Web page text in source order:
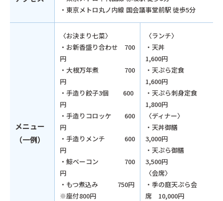
・東京メトロ丸ノ内線 国会議事堂前駅 徒歩5分
メニュー
（一例）
〈お決まり七菜〉
・お新香盛り合わせ 700
円
・大根万年煮 700
円
・手造り餃子3個 600
円
・手造りコロッケ 600
円
・手造りメンチ 600
円
・鯨ベーコン 700
円
・もつ煮込み 750円
※座付800円
〈ランチ〉
・天丼
1,600円
・天ぷら定食
1,600円
・天ぷら刺身定食
1,800円
〈ディナー〉
・天丼御膳
3,000円
・天ぷら御膳
3,500円
〈会席〉
・季の庭天ぷら会
席 10,000円